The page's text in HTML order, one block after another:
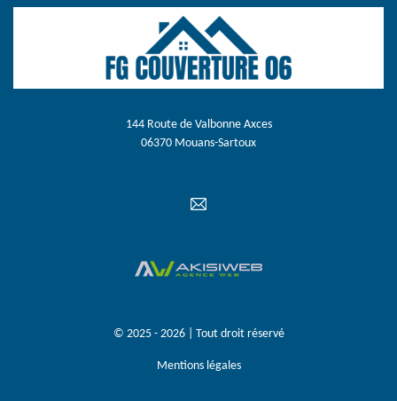
144 Route de Valbonne Axces
06370 Mouans-Sartoux
© 2025 - 2026 | Tout droit réservé
Mentions légales